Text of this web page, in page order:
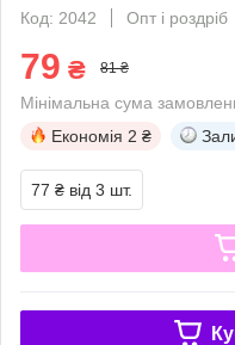
Код: 2042
Опт і роздріб
79 ₴ 81 ₴
Мінімальна сума
Економія 2 ₴
77 ₴ від 3 шт.